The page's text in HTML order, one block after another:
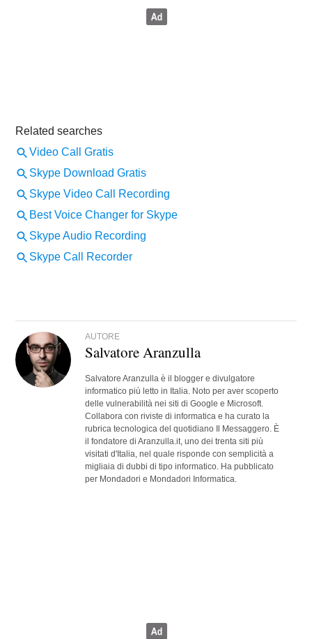
AUTORE
Salvatore Aranzulla
Salvatore Aranzulla è il blogger e divulgatore
informatico più letto in Italia. Noto per aver scoperto
delle vulnerabilità nei siti di Google e Microsoft.
Collabora con riviste di informatica e ha curato la
rubrica tecnologica del quotidiano Il Messaggero. È
il fondatore di Aranzulla.it, uno dei trenta siti più
visitati d'Italia, nel quale risponde con semplicità a
migliaia di dubbi di tipo informatico. Ha pubblicato
per Mondadori e Mondadori Informatica.